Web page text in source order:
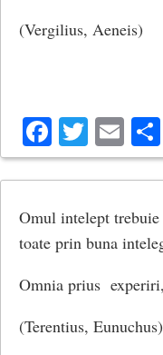
(Vergilius, Aeneis)
Facebook
Twitter
Omul intelept
toate prin buna
Omnia prius
(Terentius, Eunuchus)